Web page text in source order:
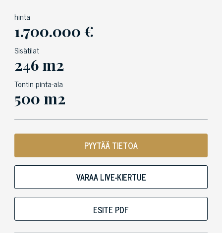
hinta
1.700.000 €
Sisätilat
246 m2
Tontin pinta-ala
500 m2
PYYTÄÄ TIETOA
VARAA LIVE-KIERTUE
ESITE PDF